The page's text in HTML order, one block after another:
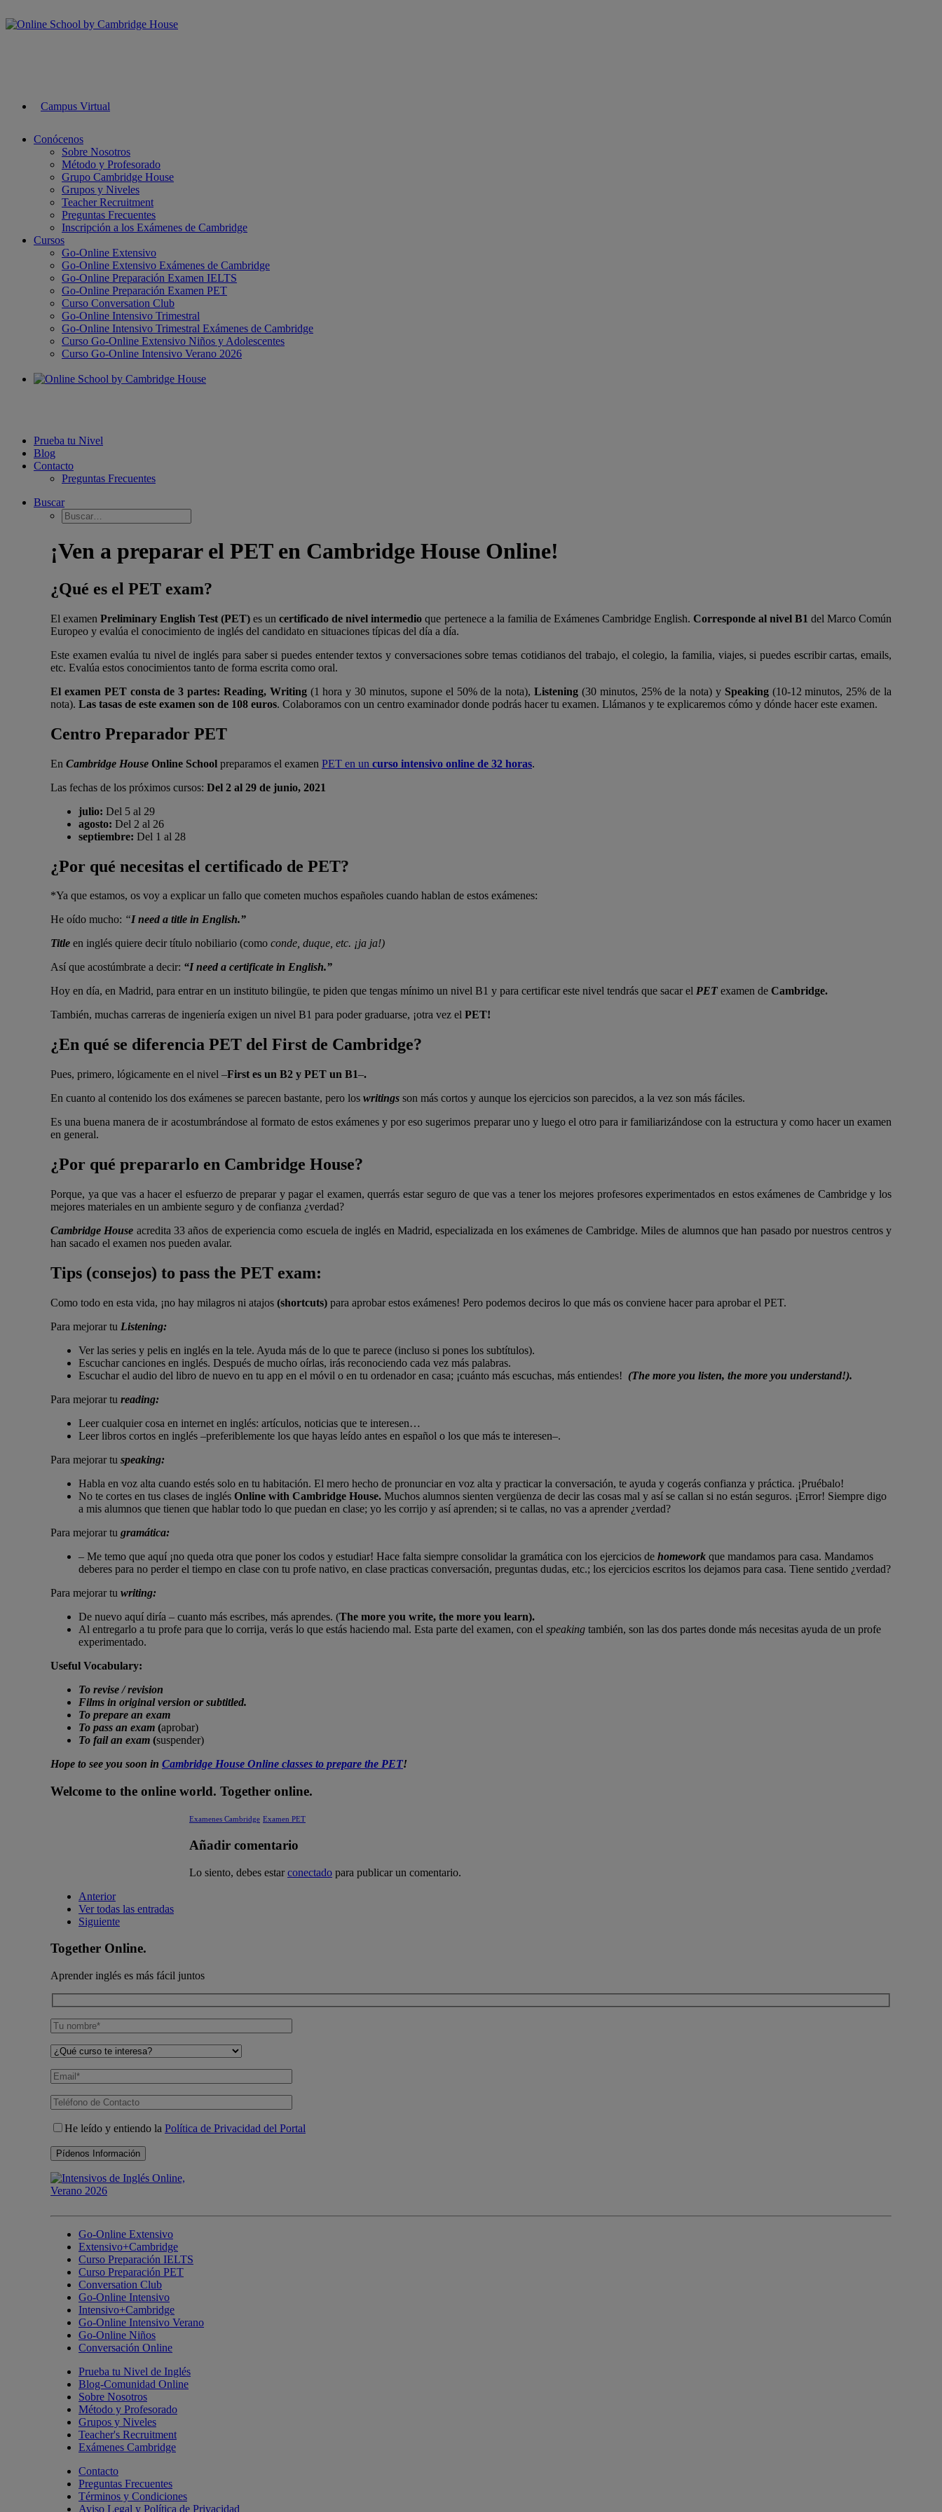
Campus Virtual
Conócenos
Sobre Nosotros
Método y Profesorado
Grupo Cambridge House
Grupos y Niveles
Teacher Recruitment
Preguntas Frecuentes
Inscripción a los Exámenes de Cambridge
Cursos
Go-Online Extensivo
Go-Online Extensivo Exámenes de Cambridge
Go-Online Preparación Examen IELTS
Go-Online Preparación Examen PET
Curso Conversation Club
Go-Online Intensivo Trimestral
Go-Online Intensivo Trimestral Exámenes de Cambridge
Curso Go-Online Extensivo Niños y Adolescentes
Curso Go-Online Intensivo Verano 2026
Prueba tu Nivel
Blog
Contacto
Preguntas Frecuentes
Buscar
¡Ven a preparar el PET en Cambridge House Online!
¿Qué es el PET exam?
El examenPreliminary English Test (PET) es uncertificado de nivel intermedio que pertenece a la familia de Exámenes Cambridge English. Corresponde al nivel B1 del Marco Común
Europeo y evalúa el conocimiento de inglés del candidato en situaciones típicas del día a día.
Este examen evalúa tu nivel de inglés para saber si puedes entender textos y conversaciones sobre temas cotidianos del trabajo, el colegio, la familia, viajes, si puedes escribir cartas, emails,
etc. Evalúa estos conocimientos tanto de forma escrita como oral.
El examen PET consta de 3 partes: Reading, Writing(1 hora y 30 minutos, supone el 50% de la nota), Listening(30 minutos, 25% de la nota) y Speaking(10-12 minutos, 25% de la
nota). Las tasas de este examen son de 108 euros. Colaboramos con un centro examinador donde podrás hacer tu examen. Llámanos y te explicaremos cómo y dónde hacer este examen.
Centro Preparador PET
En Cambridge House Online School preparamos el examen PET en un curso intensivo online de 32 horas.
Las fechas de los próximos cursos: Del 2 al 29 de junio, 2021
julio: Del 5 al 29
agosto: Del 2 al 26
septiembre: Del 1 al 28
¿Por qué necesitas el certificado de PET?
*Ya que estamos, os voy a explicar un fallo que cometen muchos españoles cuando hablan de estos exámenes:
He oído mucho: “I need a title in English.”
Title en inglés quiere decir título nobiliario (como conde, duque, etc. ¡ja ja!)
Así que acostúmbrate a decir: “I need a certificate in English.”
Hoy en día, en Madrid, para entrar en un instituto bilingüe, te piden que tengas mínimo un nivel B1 y para certificar este nivel tendrás que sacar el PETexamen de Cambridge.
También, muchas carreras de ingeniería exigen un nivel B1 para poder graduarse, ¡otra vez el PET!
¿En qué se diferencia PET del First de Cambridge?
Pues, primero, lógicamente en el nivel –First es un B2 y PET un B1–.
En cuanto al contenido los dos exámenes se parecen bastante, pero los writings son más cortos y aunque los ejercicios son parecidos, a la vez son más fáciles.
Es una buena manera de ir acostumbrándose al formato de estos exámenes y por eso sugerimos preparar uno y luego el otro para ir familiarizándose con la estructura y como hacer un examen
en general.
¿Por qué prepararlo en Cambridge House?
Porque, ya que vas a hacer el esfuerzo de preparar y pagar el examen, querrás estar seguro de que vas a tener los mejores profesores experimentados en estos exámenes de Cambridge y los
mejores materiales en un ambiente seguro y de confianza ¿verdad?
Cambridge House acredita 33 años de experiencia como escuela de inglés en Madrid, especializada en los exámenes de Cambridge. Miles de alumnos que han pasado por nuestros centros y
han sacado el examen nos pueden avalar.
Tips (consejos) to pass the PET exam:
Como todo en esta vida, ¡no hay milagros ni atajos (shortcuts) para aprobar estos exámenes! Pero podemos deciros lo que más os conviene hacer para aprobar el PET.
Para mejorar tu Listening:
Ver las series y pelis en inglés en la tele. Ayuda más de lo que te parece (incluso si pones los subtítulos).
Escuchar canciones en inglés. Después de mucho oírlas, irás reconociendo cada vez más palabras.
Escuchar el audio del libro de nuevo en tu app en el móvil o en tu ordenador en casa; ¡cuánto más escuchas, más entiendes! (The more you listen, the more you understand!).
Para mejorar tu reading:
Leer cualquier cosa en internet en inglés: artículos, noticias que te interesen…
Leer libros cortos en inglés –preferiblemente los que hayas leído antes en español o los que más te interesen–.
Para mejorar tu speaking:
Habla en voz alta cuando estés solo en tu habitación. El mero hecho de pronunciar en voz alta y practicar la conversación, te ayuda y cogerás confianza y práctica. ¡Pruébalo!
No te cortes en tus clases de inglés Online with Cambridge House. Muchos alumnos sienten vergüenza de decir las cosas mal y así se callan si no están seguros. ¡Error! Siempre digo
a mis alumnos que tienen que hablar todo lo que puedan en clase; yo les corrijo y así aprenden; si te callas, no vas a aprender ¿verdad?
Para mejorar tu gramática:
– Me temo que aquí ¡no queda otra que poner los codos y estudiar! Hace falta siempre consolidar la gramática con los ejercicios de homework que mandamos para casa. Mandamos
deberes para no perder el tiempo en clase con tu profe nativo, en clase practicas conversación, preguntas dudas, etc.; los ejercicios escritos los dejamos para casa. Tiene sentido ¿verdad?
Para mejorar tu writing:
De nuevo aquí diría – cuanto más escribes, más aprendes. (The more you write, the more you learn).
Al entregarlo a tu profe para que lo corrija, verás lo que estás haciendo mal. Esta parte del examen, con el speaking también, son las dos partes donde más necesitas ayuda de un profe
experimentado.
Useful Vocabulary:
To revise / revision
Films in original version or subtitled.
To prepare an exam
To pass an exam (aprobar)
To fail an exam (suspender)
Hope to see you soon in Cambridge House Online classes to prepare the PET!
Welcome to the online world. Together online.
Examenes Cambridge Examen PET
Añadir comentario
Lo siento, debes estarconectado para publicar un comentario.
Anterior
Ver todas las entradas
Siguiente
Together Online.
Aprender inglés es más fácil juntos
He leído y entiendo la Política de Privacidad del Portal
Go-Online Extensivo
Extensivo+Cambridge
Curso Preparación IELTS
Curso Preparación PET
Conversation Club
Go-Online Intensivo
Intensivo+Cambridge
Go-Online Intensivo Verano
Go-Online Niños
Conversación Online
Prueba tu Nivel de Inglés
Blog-Comunidad Online
Sobre Nosotros
Método y Profesorado
Grupos y Niveles
Teacher's Recruitment
Exámenes Cambridge
Contacto
Preguntas Frecuentes
Términos y Condiciones
Aviso Legal y Política de Privacidad